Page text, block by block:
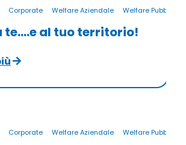
Corporate Welfare Aziendale Welfare Pubblico
te….e al tuo territorio!
Corporate Welfare Aziendale Welfare Pubblico